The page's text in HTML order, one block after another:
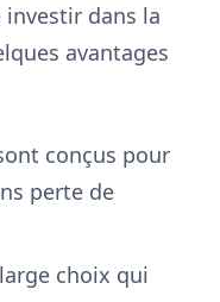
investir dans la
avantages
conçus pour
perte de
choix qui